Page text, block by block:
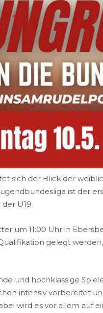
sich der Blick der
ist der
U19.
um 11:00 Uhr in
gelegt
und hochklassige
intensiv vorbereitet
wird es vor allem auf